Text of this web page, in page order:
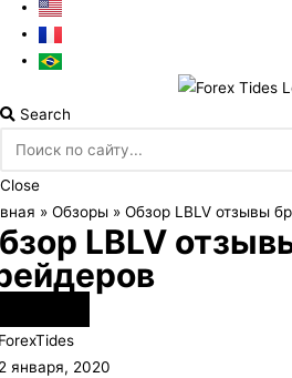
Search
Close
» Обзоры » Обзор LBLV отзывы
LBLV
января, 2020